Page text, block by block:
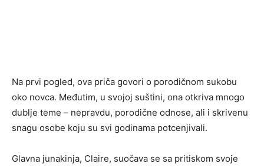
Na prvi pogled, ova priča govori o porodičnom sukobu
oko novca. Međutim, u svojoj suštini, ona otkriva mnogo
dublje teme – nepravdu, porodične odnose, ali i skrivenu
snagu osobe koju su svi godinama potcenjivali.
Glavna junakinja, Claire, suočava se sa pritiskom svoje